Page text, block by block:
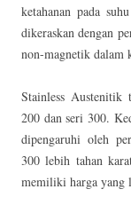
ketahanan pada
dikeraskan dengan
non-magnetik dalam
Stainless Austenitik
200 dan seri 300.
dipengaruhi oleh
300 lebih tahan
memiliki harga yang